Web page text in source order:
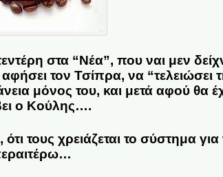
στα “Νέα”, που ναι μεν
τον Τσίπρα, να “τελειώσει
μόνος του, και μετά αφού θα
ο Κούλης….
τους χρειάζεται το σύστημα